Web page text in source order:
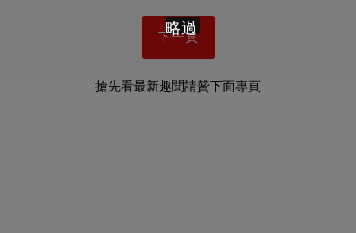
下一頁
搶先看最新趣聞請贊下面專頁
略過